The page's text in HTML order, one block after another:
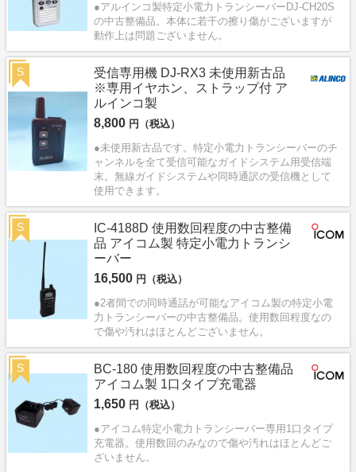
●アルインコ製特定小電力トランシーバーDJ-CH20S
の中古整備品。本体に若干の擦り傷がございますが
動作上は問題ございません。
受信専用機 DJ-RX3 未使用新古品
※専用イヤホン、ストラップ付 ア
ルインコ製
8,800 円（税込）
●未使用新古品です。特定小電力トランシーバーのチ
ャンネルを全て受信可能なガイドシステム用受信端
末。無線ガイドシステムや同時通訳の受信機として
使用できます。
S
IC-4188D 使用数回程度の中古整備
品 アイコム製 特定小電力トランシ
ーバー
16,500 円（税込）
●2者間での同時通話が可能なアイコム製の特定小電
力トランシーバーの中古整備品。使用数回程度なの
で傷や汚れはほとんどございません。
S
BC-180 使用数回程度の中古整備品
アイコム製 1口タイプ充電器
1,650 円（税込）
●アイコム特定小電力トランシーバー専用1口タイプ
充電器。使用数回のみなので傷や汚れはほとんどご
ざいません。
S